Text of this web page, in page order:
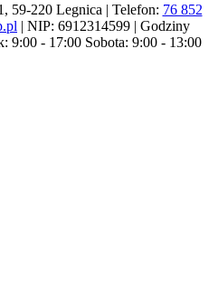
59-220 Legnica | Telefon: 76 852
| NIP: 6912314599 | Godziny
9:00 - 17:00 Sobota: 9:00 - 13:00